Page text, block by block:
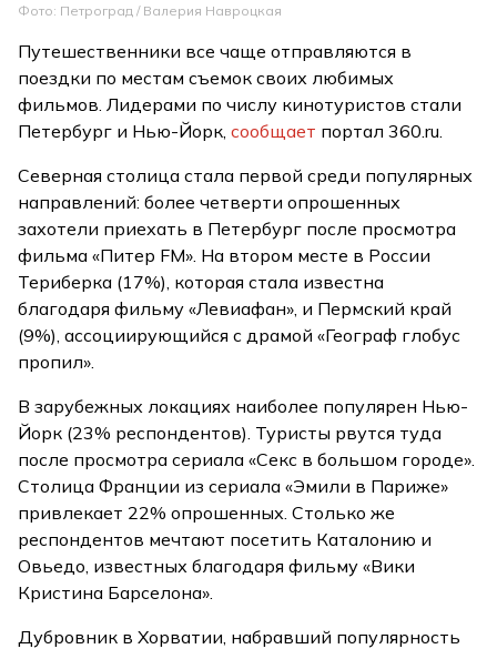
Фото: Петроград / Валерия Навроцкая
Путешественники все чаще отправляются в
поездки по местам съемок своих любимых
фильмов. Лидерами по числу кинотуристов стали
Петербург и Нью-Йорк,сообщает портал 360.ru.
Северная столица стала первой среди популярных
направлений: более четверти опрошенных
захотели приехать в Петербург после просмотра
фильма «Питер FM». На втором месте в России
Териберка (17%), которая стала известна
благодаря фильму «Левиафан», и Пермский край
(9%), ассоциирующийся с драмой «Географ глобус
пропил».
В зарубежных локациях наиболее популярен Нью-
Йорк (23% респондентов). Туристы рвутся туда
после просмотра сериала «Секс в большом городе».
Столица Франции из сериала «Эмили в Париже»
привлекает 22% опрошенных. Столько же
респондентов мечтают посетить Каталонию и
Овьедо, известных благодаря фильму «Вики
Кристина Барселона».
Дубровник в Хорватии, набравший популярность